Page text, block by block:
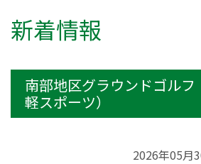
新着情報
南部地区グラウンドゴルフ
軽スポーツ）
2026年05月